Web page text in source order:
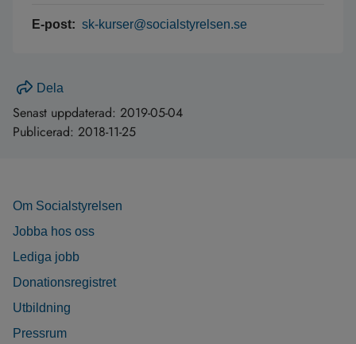
E-post: sk-kurser@socialstyrelsen.se
Dela
Senast uppdaterad: 2019-05-04
Publicerad: 2018-11-25
Om Socialstyrelsen
Jobba hos oss
Lediga jobb
Donationsregistret
Utbildning
Pressrum